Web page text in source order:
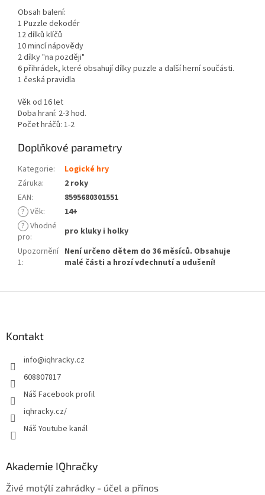
Obsah balení:
1 Puzzle dekodér
12 dílků klíčů
10 mincí nápovědy
2 dílky "na později"
6 přihrádek, které obsahují dílky puzzle a další herní součásti.
1 česká pravidla
Věk od 16 let
Doba hraní: 2-3 hod.
Počet hráčů: 1-2
Doplňkové parametry
Kategorie:
Logické hry
Záruka:
2 roky
EAN:
8595680301551
? Věk:
14+
? Vhodné
pro:
pro kluky i holky
Upozornění
1:
Není určeno dětem do 36 měsíců. Obsahuje
malé části a hrozí vdechnutí a udušení!
Kontakt
info@iqhracky.cz
608807817
Náš Facebook profil
iqhracky.cz/
Náš Youtube kanál
Akademie IQhračky
Živé motýlí zahrádky - účel a přínos